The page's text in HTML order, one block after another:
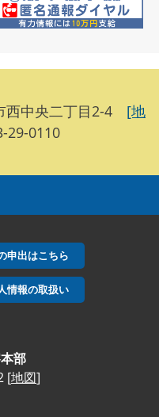
中央二丁目2-4 [地
29-0110
申出はこちら
情報の取扱い
部
[地図]